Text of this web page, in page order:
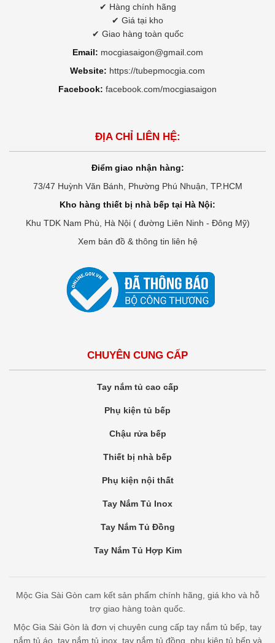
✔ Hàng chính hãng
✔ Giá tại kho
✔ Giao hàng toàn quốc
Email: mocgiasaigon@gmail.com
Website: https://tubepmocgia.com
Facebook: facebook.com/mocgiasaigon
ĐỊA CHỈ LIÊN HỆ:
Điểm giao nhận hàng:
73/47 Huỳnh Văn Bánh, Phường Phú Nhuận, TP.HCM
Kho hàng thiết bị nhà bếp tại Hà Nội:
Khu TDK Nam Phù, Hà Nội ( đường Liên Ninh - Đông Mỹ)
Xem bản đồ & thông tin liên hệ
CHUYÊN CUNG CẤP
Tay nắm tủ cao cấp
Phụ kiện tủ bếp
Chậu rửa bếp
Thiết bị nhà bếp
Phụ kiện nội thất
Tay Nắm Tủ Inox
Tay Nắm Tủ Đồng
Tay Nắm Tủ Hợp Kim
Mộc Gia Sài Gòn cam kết sản phẩm chính hãng, giá kho và hỗ
trợ giao hàng toàn quốc.
Mộc Gia Sài Gòn là đơn vị chuyên cung cấp tay nắm tủ bếp, tay
nắm tủ áo, tay nắm tủ inox, tay nắm tủ đồng, phụ kiện tủ bếp và